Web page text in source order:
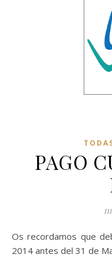
PAGO
Os recordamos que debéis pagar la cuota anual de FICA
2014 antes del 31 de